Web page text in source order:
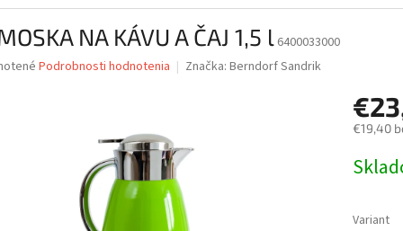
NA KÁVU A ČAJ 1,5 l 6400033000
Podrobnosti hodnotenia Značka: Berndorf Sandrik
€19,40
cena:
Variant